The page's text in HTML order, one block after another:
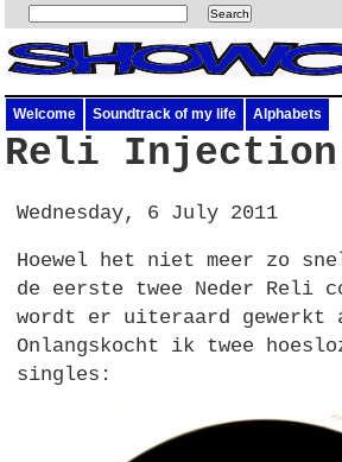
Welcome Soundtrack of my life Alphabets
Reli Injection
Wednesday, 6 July 2011
Hoewel het niet meer zo
de eerste twee Neder Reli
wordt er uiteraard gewerkt
Onlangskocht ik twee
singles: